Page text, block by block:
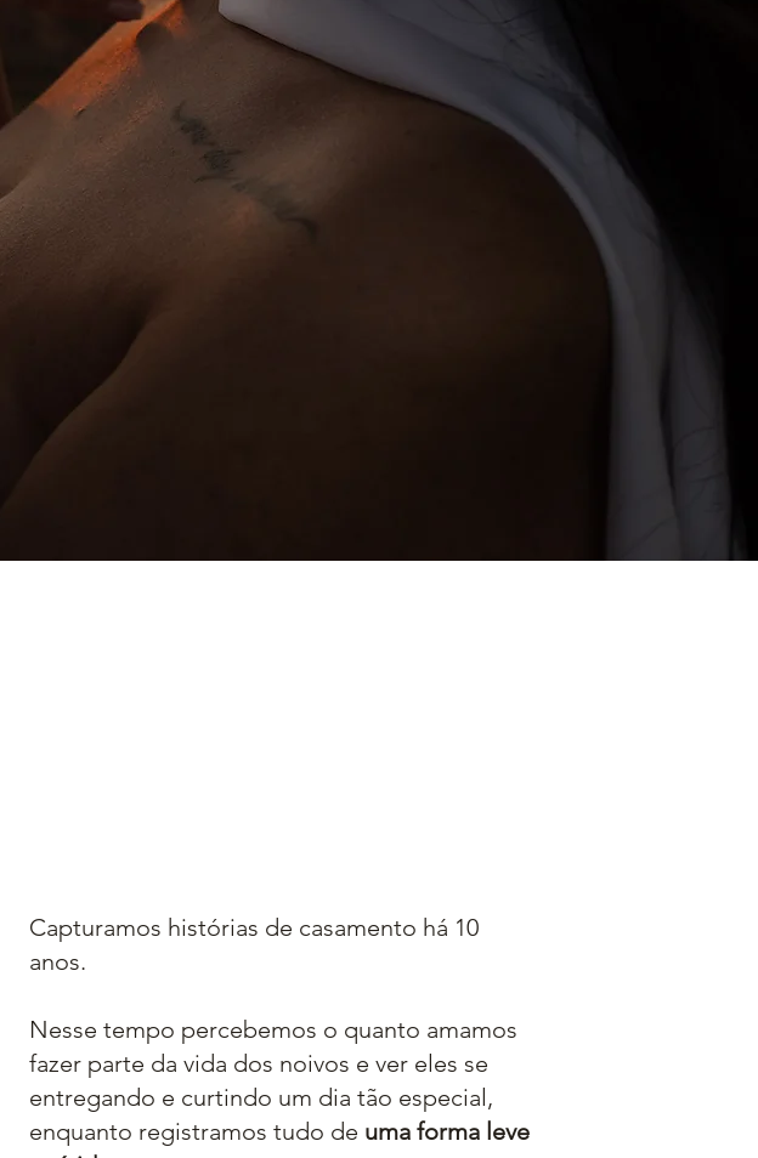
Capturamos histórias de casamento há 10
anos.
Nesse tempo percebemos o quanto amamos
fazer parte da vida dos noivos e ver eles se
entregando e curtindo um dia tão especial,
enquanto registramos tudo de uma forma leve